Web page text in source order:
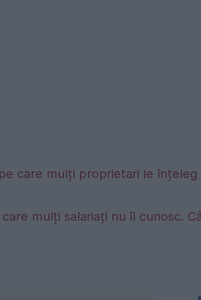
care mulți proprietari le
mulți salariați nu îl cunosc.